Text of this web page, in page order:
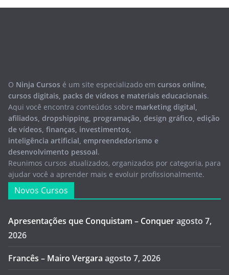
O Ninja Cursos é um site especializado em cursos online,
cursos digitais, packs de vídeos e materiais educacionais.
Aqui você encontra conteúdos sobre marketing digital,
afiliados, dropshipping, programação, design gráfico, edição
de vídeos, finanças, investimentos,
inteligência artificial, empreendedorismo e
desenvolvimento pessoal.
Reunimos cursos atualizados, organizados por categoria, para
ajudar você a aprender mais e evoluir profissionalmente.
Novos Cursos
Apresentações que Conquistam – Conqueragosto 7,
2026
Francês – Mairo Vergara agosto 7, 2026